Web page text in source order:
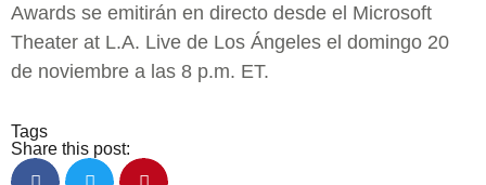
Awards se emitirán en directo desde el Microsoft
Theater at L.A. Live de Los Ángeles el domingo 20
de noviembre a las 8 p.m. ET.
Tags
Share this post: